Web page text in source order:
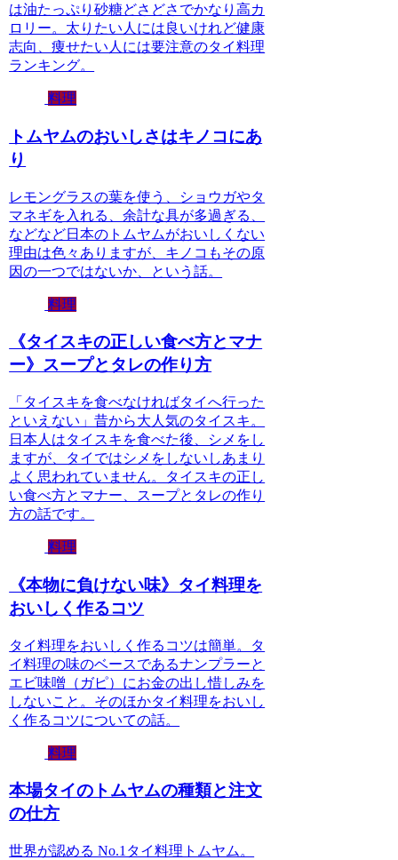
は油たっぷり砂糖どさどさでかなり高カ
ロリー。太りたい人には良いけれど健康
志向、痩せたい人には要注意のタイ料理
ランキング。
料理
トムヤムのおいしさはキノコにあ
り
レモングラスの葉を使う、ショウガやタ
マネギを入れる、余計な具が多過ぎる、
などなど日本のトムヤムがおいしくない
理由は色々ありますが、キノコもその原
因の一つではないか、という話。
料理
《タイスキの正しい食べ方とマナ
ー》スープとタレの作り方
「タイスキを食べなければタイへ行った
といえない」昔から大人気のタイスキ。
日本人はタイスキを食べた後、シメをし
ますが、タイではシメをしないしあまり
よく思われていません。タイスキの正し
い食べ方とマナー、スープとタレの作り
方の話です。
料理
《本物に負けない味》タイ料理を
おいしく作るコツ
タイ料理をおいしく作るコツは簡単。タ
イ料理の味のベースであるナンプラーと
エビ味噌（ガピ）にお金の出し惜しみを
しないこと。そのほかタイ料理をおいし
く作るコツについての話。
料理
本場タイのトムヤムの種類と注文
の仕方
世界が認める No.1タイ料理トムヤム。